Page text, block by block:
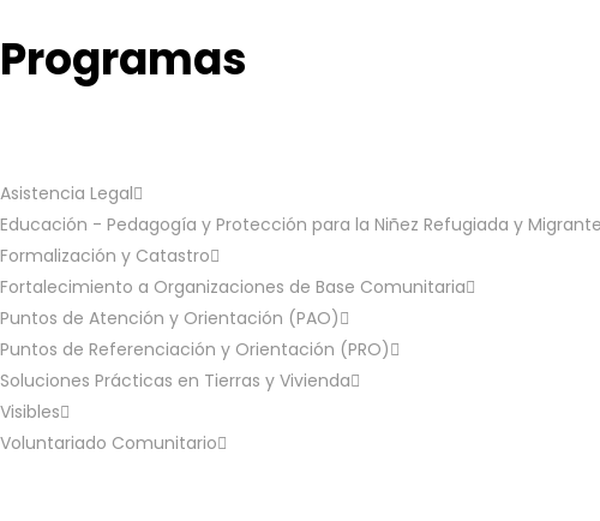
Programas
Asistencia Legal
Educación - Pedagogía y Protección para la Niñez Refugiada y
Formalización y Catastro
Fortalecimiento a Organizaciones de Base Comunitaria
Puntos de Atención y Orientación (PAO)
Puntos de Referenciación y Orientación (PRO)
Soluciones Prácticas en Tierras y Vivienda
Visibles
Voluntariado Comunitario